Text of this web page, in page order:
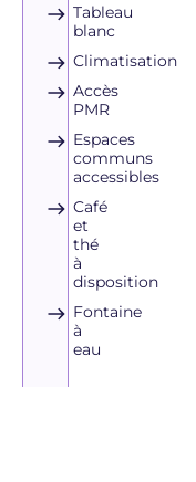
Tableau
blanc
Climatisation
Accès
PMR
Espaces
communs
accessibles
Café
et
thé
à
disposition
Fontaine
à
eau